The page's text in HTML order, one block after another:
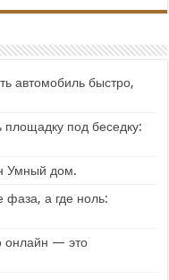
автомобиль быстро,
площадку под беседку:
Умный дом.
фаза, а где ноль:
онлайн — это